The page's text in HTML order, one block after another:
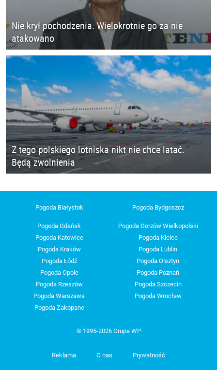
Nie krył pochodzenia. Wielokrotnie go za nie
atakowano
Z tego polskiego lotniska nikt nie chce latać.
Będą zwolnienia
Pogoda Białystok Pogoda Bydgoszcz
Pogoda Gdańsk
Pogoda Gorzów Wielkopolski
Pogoda Katowice
Pogoda Kielce
Pogoda Kraków
Pogoda Lublin
Pogoda Łódź
Pogoda Olsztyn
Pogoda Opole
Pogoda Poznań
Pogoda Rzeszów
Pogoda Szczecin
Pogoda Warszawa
Pogoda Wrocław
Pogoda Zakopane
© 1995-2026 Grupa WP
Reklama O nas Prywatność